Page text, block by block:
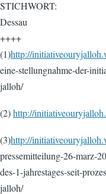
STICHWORT:
Dessau
++++
(1)http://
eine-stellungnahme-der-
jalloh/
(2)http://
(3)http://
pressemitteilung-26-marz-
des-1-jahrestages-seit-
jalloh/